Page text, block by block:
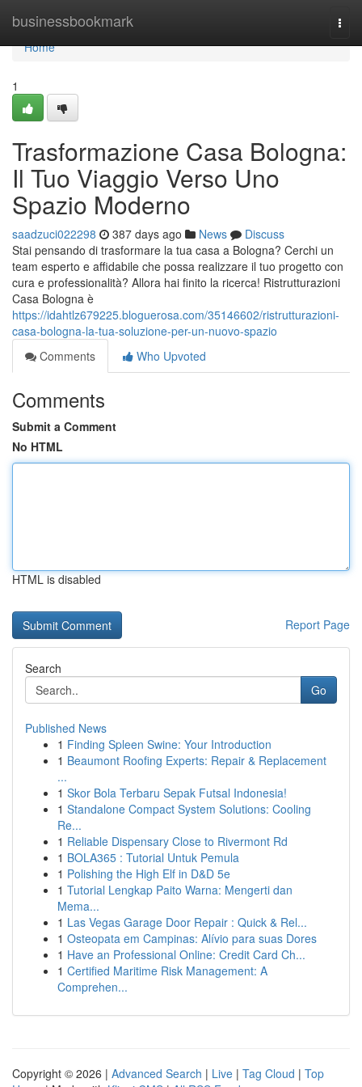
businessbookmark
Home
Home
1
Trasformazione Casa Bologna:
Il Tuo Viaggio Verso Uno
Spazio Moderno
saadzuci022298 387 days ago News
Discuss
Stai pensando di trasformare la tua casa a Bologna? Cerchi un
team esperto e affidabile che possa realizzare il tuo progetto con
cura e professionalità? Allora hai finito la ricerca! Ristrutturazioni
Casa Bologna è
https://idahtlz679225.bloguerosa.com/35146602/ristrutturazioni-
casa-bologna-la-tua-soluzione-per-un-nuovo-spazio
Comments
Who Upvoted
Comments
Submit a Comment
No HTML
HTML is disabled
Report Page
Search
Go
Published News
1 Finding Spleen Swine: Your Introduction
1 Beaumont Roofing Experts: Repair & Replacement
...
1 Skor Bola Terbaru Sepak Futsal Indonesia!
1 Standalone Compact System Solutions: Cooling
Re...
1 Reliable Dispensary Close to Rivermont Rd
1 BOLA365 : Tutorial Untuk Pemula
1 Polishing the High Elf in D&D 5e
1 Tutorial Lengkap Paito Warna: Mengerti dan
Mema...
1 Las Vegas Garage Door Repair : Quick & Rel...
1 Osteopata em Campinas: Alívio para suas Dores
1 Have an Professional Online: Credit Card Ch...
1 Certified Maritime Risk Management: A
Comprehen...
Copyright © 2026 | Advanced Search | Live | Tag Cloud | Top